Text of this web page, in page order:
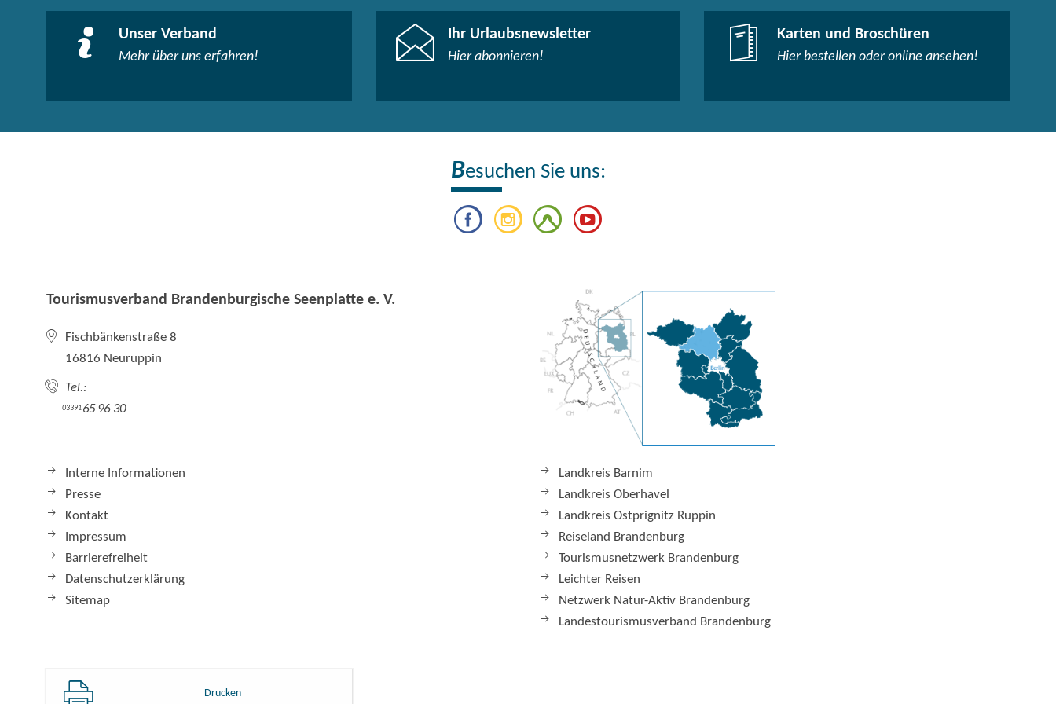
Unser Verband
Mehr über uns erfahren!
Ihr Urlaubsnewsletter
Hier abonnieren!
Karten und Broschüren
Hier bestellen oder online ansehen!
Besuchen Sie uns:
Tourismusverband Brandenburgische Seenplatte e. V.
Fischbänkenstraße 8
16816 Neuruppin
Tel.:
0339165 96 30
Interne Informationen
Presse
Kontakt
Impressum
Barrierefreiheit
Datenschutzerklärung
Sitemap
Landkreis Barnim
Landkreis Oberhavel
Landkreis Ostprignitz Ruppin
Reiseland Brandenburg
Tourismusnetzwerk Brandenburg
Leichter Reisen
Netzwerk Natur-Aktiv Brandenburg
Landestourismusverband Brandenburg
Drucken